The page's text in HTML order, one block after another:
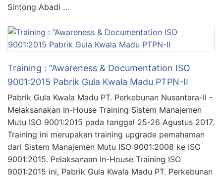
Sintong Abadi …
Training : “Awareness & Documentation ISO
9001:2015 Pabrik Gula Kwala Madu PTPN-II
Pabrik Gula Kwala Madu PT. Perkebunan Nusantara-II -
Melaksanakan In-House Training Sistem Manajemen
Mutu ISO 9001:2015 pada tanggal 25-26 Agustus 2017.
Training ini merupakan training upgrade pemahaman
dari Sistem Manajemen Mutu ISO 9001:2008 ke ISO
9001:2015. Pelaksanaan In-House Training ISO
9001:2015 ini, Pabrik Gula Kwala Madu PT. Perkebunan